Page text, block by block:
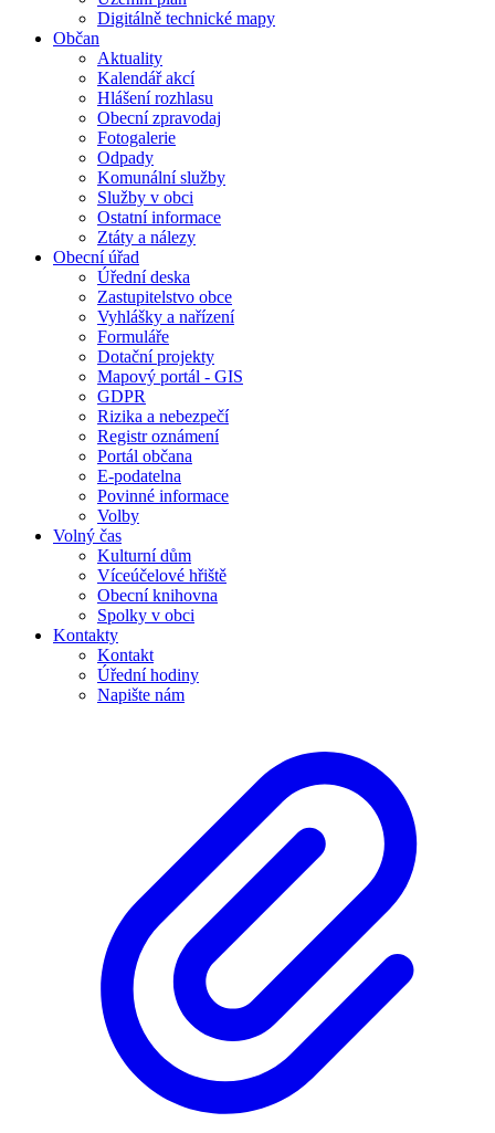
Digitálně technické mapy
Občan
Aktuality
Kalendář akcí
Hlášení rozhlasu
Obecní zpravodaj
Fotogalerie
Odpady
Komunální služby
Služby v obci
Ostatní informace
Ztáty a nálezy
Obecní úřad
Úřední deska
Zastupitelstvo obce
Vyhlášky a nařízení
Formuláře
Dotační projekty
Mapový portál - GIS
GDPR
Rizika a nebezpečí
Registr oznámení
Portál občana
E-podatelna
Povinné informace
Volby
Volný čas
Kulturní dům
Víceúčelové hřiště
Obecní knihovna
Spolky v obci
Kontakty
Kontakt
Úřední hodiny
Napište nám